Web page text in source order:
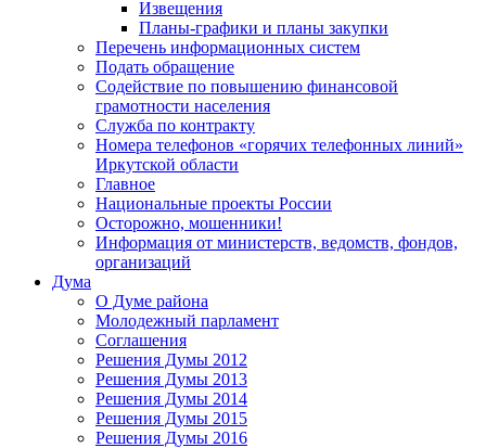
Извещения
Планы-графики и планы закупки
Перечень информационных систем
Подать обращение
Содействие по повышению финансовой
грамотности населения
Служба по контракту
Номера телефонов «горячих телефонных линий»
Иркутской области
Главное
Национальные проекты России
Осторожно, мошенники!
Информация от министерств, ведомств, фондов,
организаций
Дума
О Думе района
Молодежный парламент
Соглашения
Решения Думы 2012
Решения Думы 2013
Решения Думы 2014
Решения Думы 2015
Решения Думы 2016